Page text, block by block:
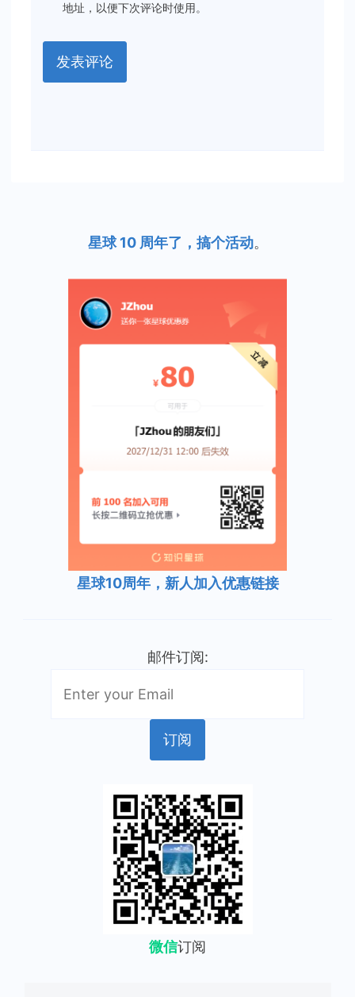
地址，以便下次评论时使用。
星球 10 周年了，搞个活动。
星球10周年，新人加入优惠链接
邮件订阅:
微信订阅